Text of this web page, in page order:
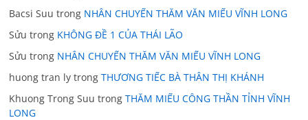
Bacsi Suu trong NHÂN CHUYẾN THĂM VĂN MIẾU VĨNH LONG
Sửu trong KHÔNG ĐỀ 1 CỦA THÁI LÃO
Sửu trong NHÂN CHUYẾN THĂM VĂN MIẾU VĨNH LONG
huong tran ly trongTHƯƠNG TIẾC BÀ THÂN THỊ KHÁNH
Khuong Trong Suu trongTHĂM MIẾU CÔNG THẦN TỈNH VĨNH
LONG